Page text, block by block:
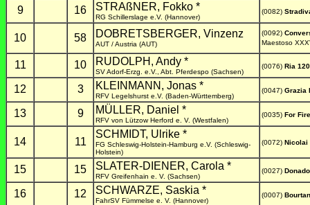
9 16 STRAßNER, Fokko *
RG Schillerslage e.V. (Hannover)
(0082)
10 58 DOBRETSBERGER, Vinzenz
AUT / Austria (AUT)
(0092)
Maestoso
11 10 RUDOLPH, Andy *
SV Adorf-Erzg. e.V., Abt. Pferdespo (Sachsen)
(0076) Ria 120
12 3 KLEINMANN, Jonas *
RFV Legelshurst e.V. (Baden-Württemberg)
(0047) Grazia
13 9 MÜLLER, Daniel *
RFV von Lützow Herford e. V. (Westfalen)
(0035) For Fire
14 11
SCHMIDT, Ulrike *
FG Schleswig-Holstein-Hamburg e.V. (Schleswig-
Holstein)
(0072) Nicolai
15 15 SLATER-DIENER, Carola *
RFV Greifenhain e. V. (Sachsen)
(0027)
16 12 SCHWARZE, Saskia *
FahrSV Fümmelse e. V. (Hannover)
(0007)